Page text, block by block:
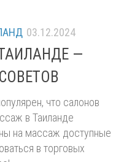
03.12.2024
—
что салонов
в Таиланде
на массаж доступные
в торговых